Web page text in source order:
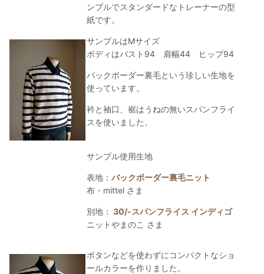
ンプルでスタンダードなトレーナーの型
紙です。
サンプルはMサイズ
ボディはバスト94 肩幅44 ヒップ94
バックボーダー裏毛という珍しい生地を
使っています。
衿と袖口、裾はうねの無いスパンフライ
スを使いました。
サンプル使用生地
表地： バックボーダー裏毛ニット
布・mittel さま
別地： 30/-スパンフライス インディゴ
ニットやまのこ さま
ボタンなどを使わずにコンパクトなショ
ールカラーを作りました。